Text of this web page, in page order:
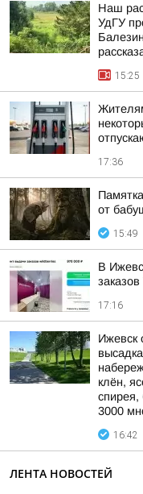
Наш
УдГУ
15:25
17:36
от
15:49
В
17:16
Ижевск
клён,
спирея,
3000
16:42
ЛЕНТА НОВОСТЕЙ